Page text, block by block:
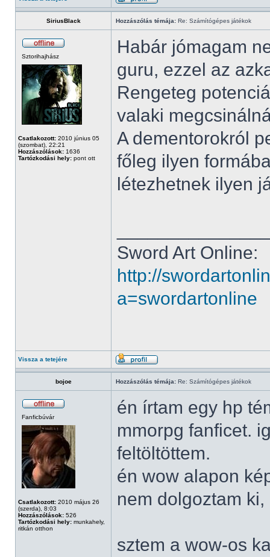
SiriusBlack Hozzászólás témája: Re: Számítógépes játékok
Sztorihajhász
Csatlakozott: 2010 június 05
(szombat), 22:21
Hozzászólások: 1636
Tartózkodási hely: pont ott
Habár jómagam
guru, ezzel az
Rengeteg
valaki
A dementorokról
főleg ilyen
létezhetnek ilyen
Sword Art Online:
http://
a=swordartonline
Vissza a tetejére
bojoe Hozzászólás témája: Re: Számítógépes játékok
Fanficbúvár
Csatlakozott: 2010 május 26
(szerda), 8:03
Hozzászólások: 526
Tartózkodási hely: munkahely,
ritkán otthon
én írtam egy hp
mmorpg fanficet.
feltöltöttem.
én wow alapon
nem dolgoztam
sztem a wow-os